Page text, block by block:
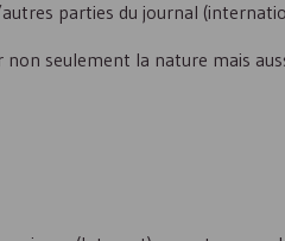
parties du journal
non seulement la nature mais